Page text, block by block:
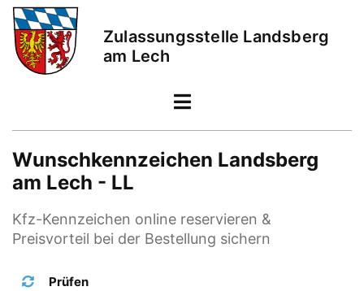
Zulassungsstelle Landsberg
am Lech
Wunschkennzeichen Landsberg
am Lech - LL
Kfz-Kennzeichen online reservieren &
Preisvorteil bei der Bestellung sichern
Prüfen